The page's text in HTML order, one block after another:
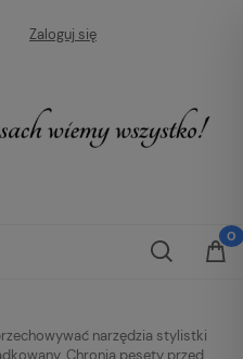
Zaloguj się
narzędzia stylistki
Chronią pęsety przed